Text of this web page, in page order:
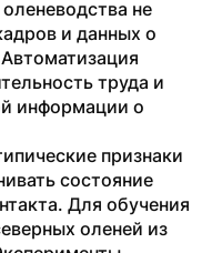
не
и данных о
труда и
информации о
признаки
состояние
Для обучения
оленей из